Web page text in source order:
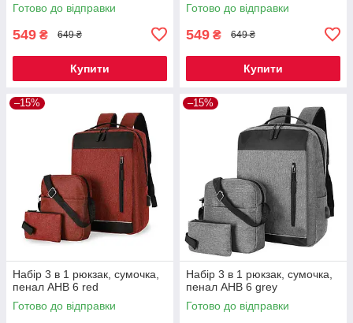
Готово до відправки
549 ₴ 649 ₴
Купити
Готово до відправки
549 ₴ 649 ₴
Купити
–15%
Набір 3 в 1 рюкзак, сумочка,
пенал AHB 6 red
Готово до відправки
–15%
Набір 3 в 1 рюкзак, сумочка,
пенал AHB 6 grey
Готово до відправки